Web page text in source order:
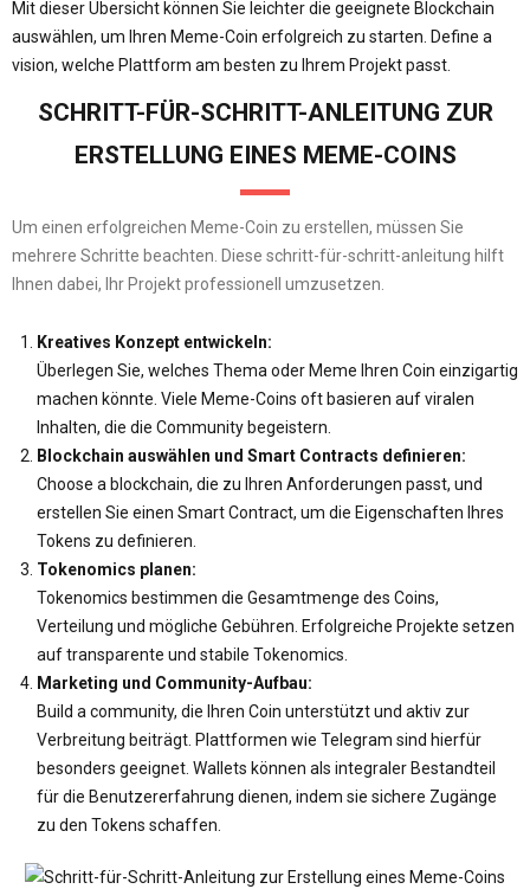
Mit dieser Übersicht können Sie leichter die geeignete Blockchain
auswählen, um Ihren Meme-Coin erfolgreich zu starten. Define a
vision, welche Plattform am besten zu Ihrem Projekt passt.
SCHRITT-FÜR-SCHRITT-ANLEITUNG ZUR
ERSTELLUNG EINES MEME-COINS
Um einen erfolgreichen Meme-Coin zu erstellen, müssen Sie
mehrere Schritte beachten. Diese schritt-für-schritt-anleitung hilft
Ihnen dabei, Ihr Projekt professionell umzusetzen.
Kreatives Konzept entwickeln:
Überlegen Sie, welches Thema oder Meme Ihren Coin einzigartig
machen könnte. Viele Meme-Coins oft basieren auf viralen
Inhalten, die die Community begeistern.
Blockchain auswählen und Smart Contracts definieren:
Choose a blockchain, die zu Ihren Anforderungen passt, und
erstellen Sie einen Smart Contract, um die Eigenschaften Ihres
Tokens zu definieren.
Tokenomics planen:
Tokenomics bestimmen die Gesamtmenge des Coins,
Verteilung und mögliche Gebühren. Erfolgreiche Projekte setzen
auf transparente und stabile Tokenomics.
Marketing und Community-Aufbau:
Build a community, die Ihren Coin unterstützt und aktiv zur
Verbreitung beiträgt. Plattformen wie Telegram sind hierfür
besonders geeignet. Wallets können als integraler Bestandteil
für die Benutzererfahrung dienen, indem sie sichere Zugänge
zu den Tokens schaffen.